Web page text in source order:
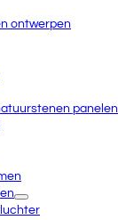
ontwerpen
panelen